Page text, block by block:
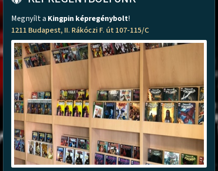
Megnyílt a Kingpin képregénybolt!
1211 Budapest, II. Rákóczi F. út 107-115/C